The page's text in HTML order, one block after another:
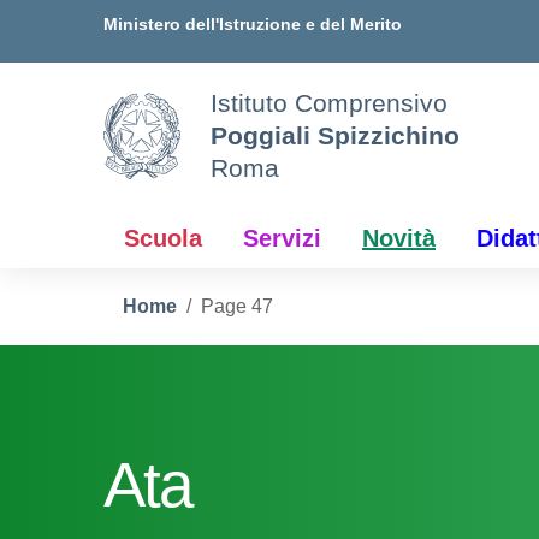
Ministero dell'Istruzione e del Merito
Istituto Comprensivo
Poggiali Spizzichino
Roma
Scuola Servizi Novità
Home Page 47
Ata